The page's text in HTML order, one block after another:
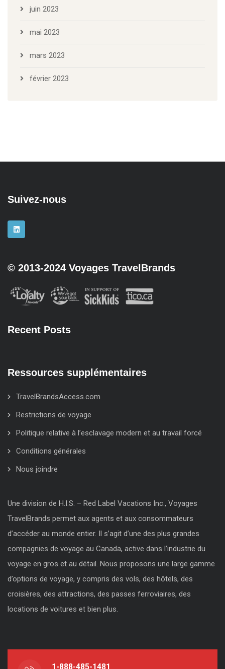
juin 2023
mai 2023
mars 2023
février 2023
Suivez-nous
© 2013-2024 Voyages TravelBrands
Recent Posts
Ressources supplémentaires
TravelBrandsAccess.com
Restrictions de voyage
Politique relative à l’esclavage modern et au travail forcé
Conditions générales
Nous joindre
Une division de H.I.S. – Red Label Vacations Inc., Voyages
TravelBrands permet aux agents et aux consommateurs
d’accéder au monde entier. Il s’agit d’une des plus grandes
compagnies de voyage au Canada, active dans l’industrie du
voyage en gros et au détail. Nous proposons une large gamme
d’options de voyage, y compris des vols, des hôtels, des
croisières, des attractions, des passes ferroviaires, des
locations de voitures et bien plus.
1-888-485-1481